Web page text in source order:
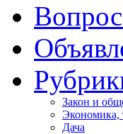
Закон и
Экономика,
Дача